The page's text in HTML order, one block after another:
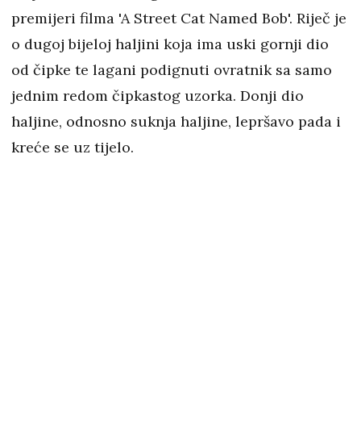
premijeri filma 'A Street Cat Named Bob'. Riječ je
o dugoj bijeloj haljini koja ima uski gornji dio
od čipke te lagani podignuti ovratnik sa samo
jednim redom čipkastog uzorka. Donji dio
haljine, odnosno suknja haljine, lepršavo pada i
kreće se uz tijelo.